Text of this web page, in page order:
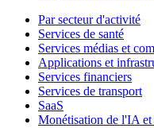
Par secteur d'activité
Services de santé
Services médias et
Applications et
Services financiers
Services de transport
SaaS
Monétisation de l'IA et